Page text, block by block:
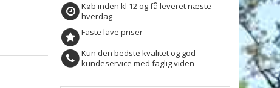
Køb inden kl 12 og få leveret næste
hverdag
Faste lave priser
Kun den bedste kvalitet og god
kundeservice med faglig viden